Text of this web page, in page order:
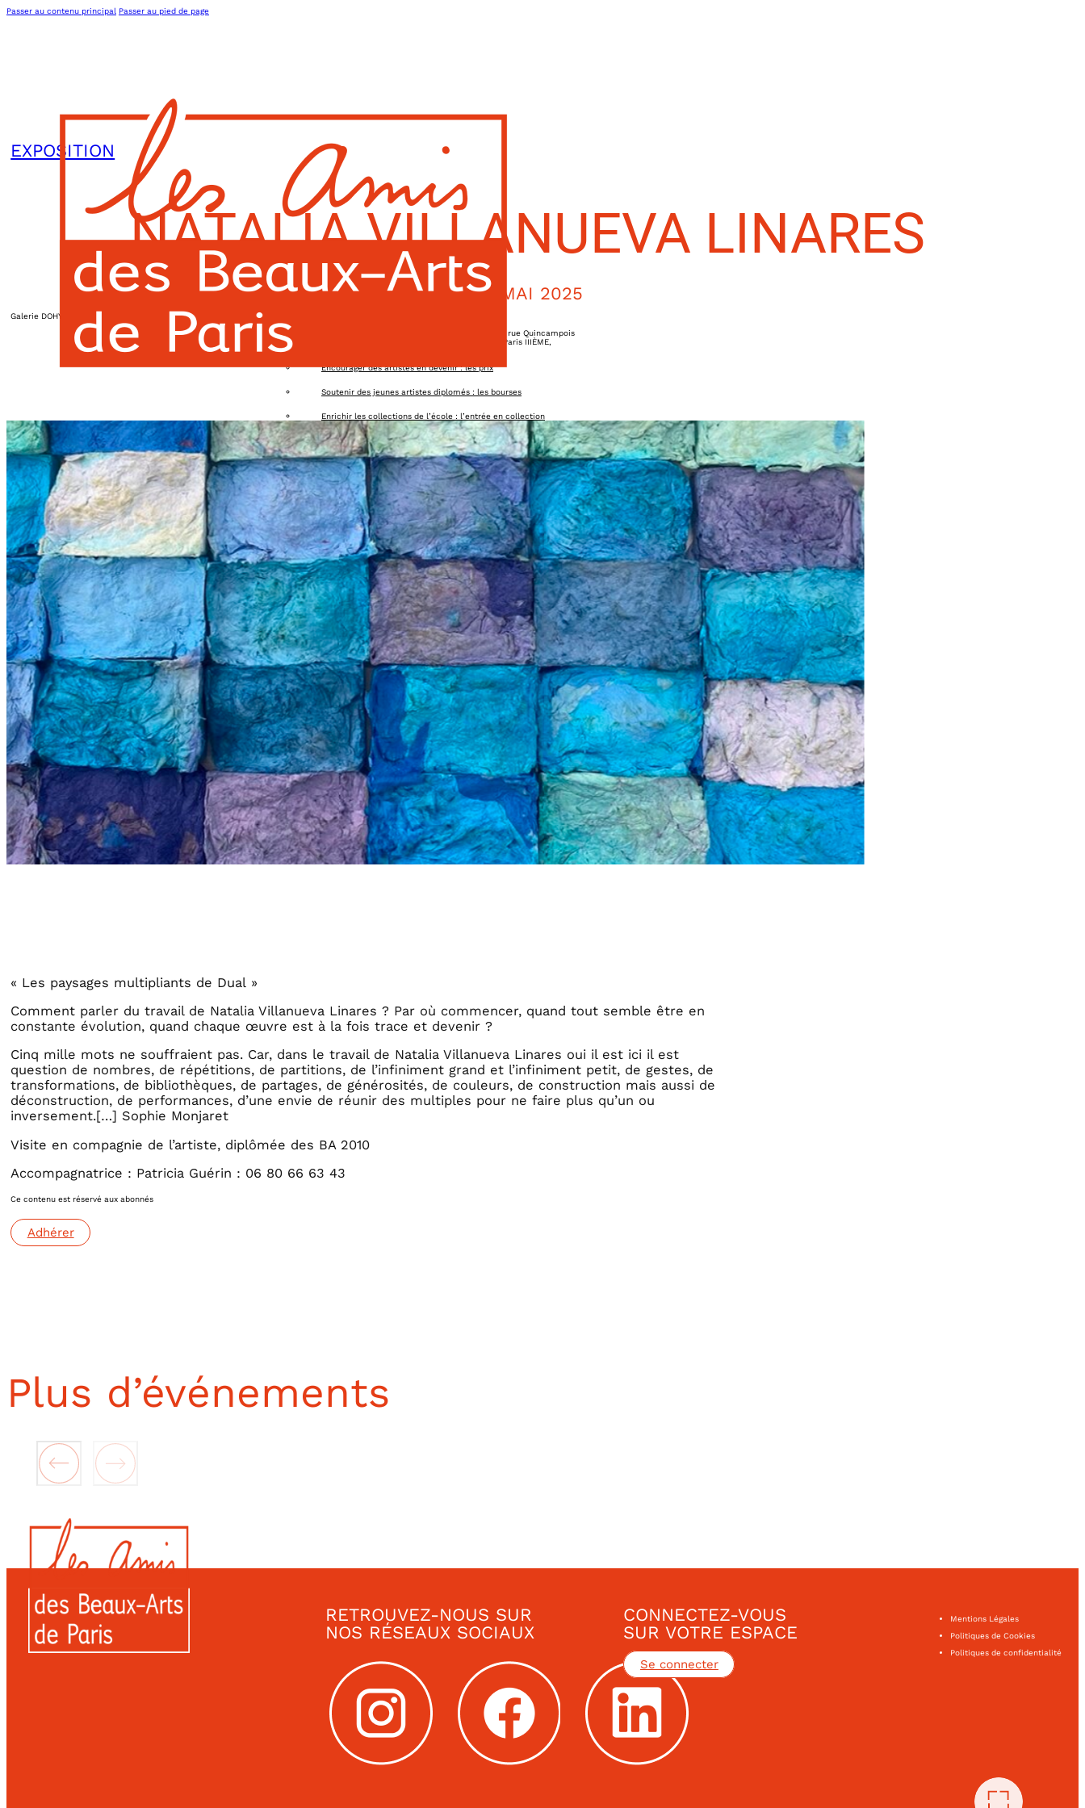
Passer au contenu principal Passer au pied de page
L’association
Actions
Encourager des artistes en devenir : les prix
Soutenir des jeunes artistes diplomés : les bourses
Enrichir les collections de l’école : l’entrée en collection
Organiser la soirée de gala annuelle et la master class
Offrir des aides à la production & des résidences
Apporter un soutien aux actions de l’école
Agenda
Adhérer
Contact
Connexion
EXPOSITION
NATALIA VILLANUEVA LINARES
20 MAI 2025
Galerie DOHYANG LEE
73-75, rue Quincampois
Paris IIIÈME,
« Les paysages multipliants de Dual »
Comment parler du travail de Natalia Villanueva Linares ? Par où commencer, quand tout semble être en
constante évolution, quand chaque œuvre est à la fois trace et devenir ?
Cinq mille mots ne souffraient pas. Car, dans le travail de Natalia Villanueva Linares oui il est ici il est
question de nombres, de répétitions, de partitions, de l’infiniment grand et l’infiniment petit, de gestes, de
transformations, de bibliothèques, de partages, de générosités, de couleurs, de construction mais aussi de
déconstruction, de performances, d’une envie de réunir des multiples pour ne faire plus qu’un ou
inversement.[…] Sophie Monjaret
Visite en compagnie de l’artiste, diplômée des BA 2010
Accompagnatrice : Patricia Guérin : 06 80 66 63 43
Ce contenu est réservé aux abonnés
Adhérer
Plus d’événements
RETROUVEZ-NOUS SUR
NOS RÉSEAUX SOCIAUX
CONNECTEZ-VOUS
SUR VOTRE ESPACE
Se connecter
Mentions Légales
Politiques de Cookies
Politiques de confidentialité